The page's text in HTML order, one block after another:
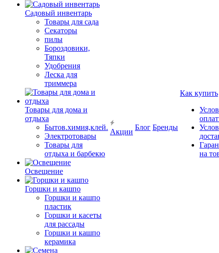
Садовый инвентарь
Товары для сада
Секаторы
пилы
Бороздовики,
Тяпки
Удобрения
Леска для
триммера
Товары для дома и
отдыха
Бытов.химия,клей.
Электротовары
Товары для
отдыха и барбекю
Освещение
Горшки и кашпо
Горшки и кашпо
пластик
Горшки и касеты
для рассады
Горшки и кашпо
керамика
Акции
Блог Бренды
Как купить
на